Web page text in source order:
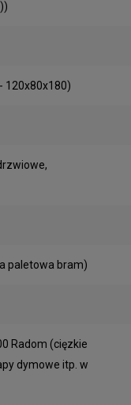
120x80x180)
paletowa bram)
Radom (cięzkie
dymowe itp. w